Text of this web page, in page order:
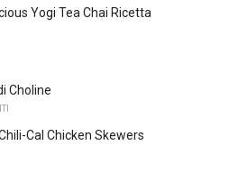
Yogi Tea Chai Ricetta
Choline
Cal Chicken Skewers